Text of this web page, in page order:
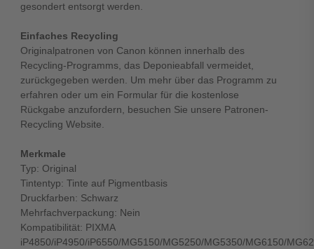
gesondert entsorgt werden.
Einfaches Recycling
Originalpatronen von Canon können innerhalb des
Recycling-Programms, das Deponieabfall vermeidet,
zurückgegeben werden. Um mehr über das Programm zu
erfahren oder um ein Formular für die kostenlose
Rückgabe anzufordern, besuchen Sie unsere Patronen-
Recycling Website.
Merkmale
Typ: Original
Tintentyp: Tinte auf Pigmentbasis
Druckfarben: Schwarz
Mehrfachverpackung: Nein
Kompatibilität: PIXMA
iP4850/iP4950/iP6550/MG5150/MG5250/MG5350/MG6150/